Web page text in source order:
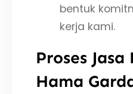
bentuk
kerja kami.
Proses
Hama